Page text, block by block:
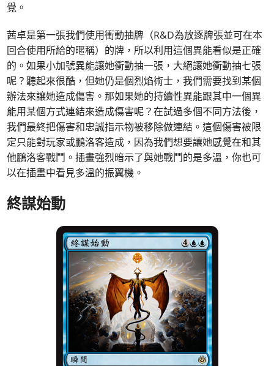
覺。
茜卓是第一張我們使用衝動抽牌（R&D為放逐牌張並可在本
回合使用所給的暱稱）的牌，所以利用這個異能看似是正確
的。如果小加號異能讓她衝動抽一張，大絕讓她衝動抽七張
呢？聽起來很酷，但她仍是個烈焰術士，我們需要找到某個
辦法來讓她造成傷害。那如果她的持續性異能跟其中一個異
能用某個方式連結來造成傷害呢？在試過多個不同方法後，
我們最終把傷害和忠誠指示物被移除做連結。這個傷害被限
定只能對玩家或鵬洛客造成，因為我們想要讓她感覺在和其
他鵬洛客戰鬥。插畫強烈暗示了與她戰鬥的是多溫，你也可
以在插畫中看見多溫的振翼機。
終謀始動